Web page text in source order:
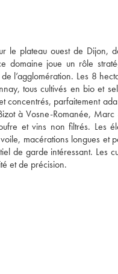
le plateau ouest de Dijon,
domaine joue un rôle
l’agglomération. Les 8
tous cultivés en bio et
concentrés, parfaitement
à Vosne-Romanée, Marc
et vins non filtrés. Les
macérations longues et
de garde intéressant. Les
et de précision.